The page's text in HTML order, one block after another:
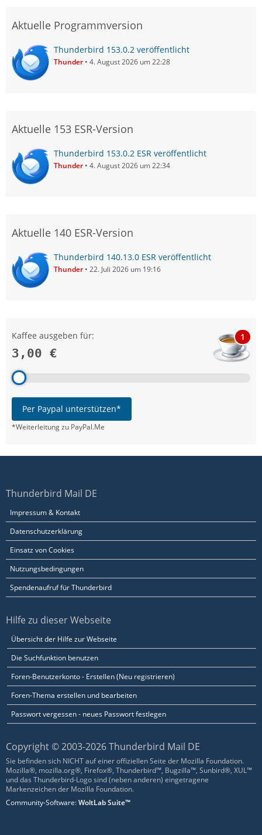
Aktuelle Programmversion
Thunderbird 153.0.2 veröffentlicht
Thunder 4. August 2026 um 22:28
Aktuelle 153 ESR-Version
Thunderbird 153.0.2 ESR veröffentlicht
Thunder 4. August 2026 um 22:34
Aktuelle 140 ESR-Version
Thunderbird 140.13.0 ESR veröffentlicht
Thunder 22. Juli 2026 um 19:16
Kaffee ausgeben für:
3,00 €
1
Per Paypal unterstützen*
*Weiterleitung zu PayPal.Me
Thunderbird Mail DE
Impressum & Kontakt
Datenschutzerklärung
Einsatz von Cookies
Nutzungsbedingungen
Spendenaufruf für Thunderbird
Hilfe zu dieser Webseite
Übersicht der Hilfe zur Webseite
Die Suchfunktion benutzen
Foren-Benutzerkonto - Erstellen (Neu registrieren)
Foren-Thema erstellen und bearbeiten
Passwort vergessen - neues Passwort festlegen
Copyright © 2003-2026 Thunderbird Mail DE
Sie befinden sich NICHT auf einer offiziellen Seite der Mozilla Foundation.
Mozilla®, mozilla.org®, Firefox®, Thunderbird™, Bugzilla™, Sunbird®, XUL™
und das Thunderbird-Logo sind (neben anderen) eingetragene
Markenzeichen der Mozilla Foundation.
Community-Software:WoltLab Suite™